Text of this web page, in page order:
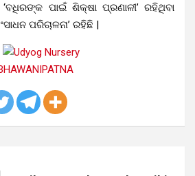
ପାଇଁ ଶିକ୍ଷା ପ୍ରଣାଳୀ’ ରହିଥିବା
ପରିଚାଳନା’ ରହିଛି |